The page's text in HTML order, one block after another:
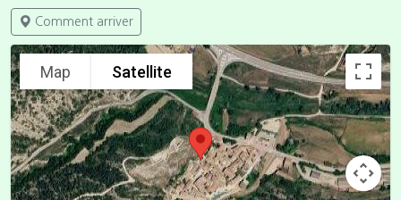
Comment arriver
Map Satellite